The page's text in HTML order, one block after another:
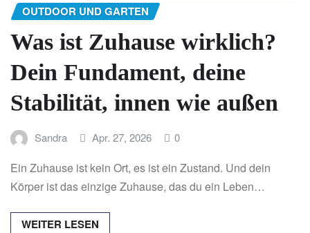
OUTDOOR UND GARTEN
Was ist Zuhause wirklich?
Dein Fundament, deine
Stabilität, innen wie außen
Sandra Apr. 27, 2026 0
Ein Zuhause ist kein Ort, es ist ein Zustand. Und dein
Körper ist das einzige Zuhause, das du ein Leben…
WEITER LESEN